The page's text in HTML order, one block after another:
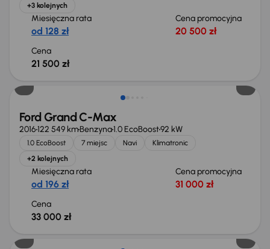
+3 kolejnych
Miesięczna rata
od 128 zł
Cena promocyjna
20 500 zł
Cena
21 500 zł
Świeżo skupione
Ford Grand C-Max
2016122 549 kmBenzyna1.0 EcoBoost92 kW
1.0 EcoBoost 7 miejsc Navi
Klimatronic
+2 kolejnych
Miesięczna rata
od 196 zł
Cena promocyjna
31 000 zł
Cena
33 000 zł